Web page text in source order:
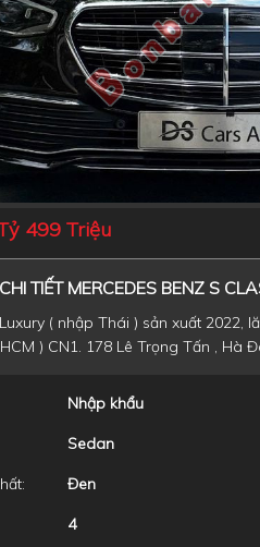
499 Triệu
TIẾT MERCEDES BENZ S
( nhập Thái ) sản xuất 2022,
) CN1. 178 Lê Trọng Tấn , Hà
Nhập khẩu
Sedan
Đen
4